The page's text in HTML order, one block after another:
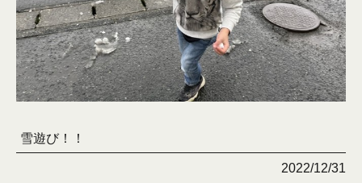
雪遊び！！
2022/12/31